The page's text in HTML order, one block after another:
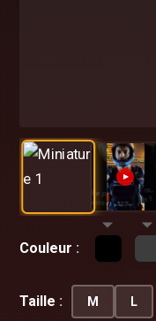
▶
Couleur
Taille M L